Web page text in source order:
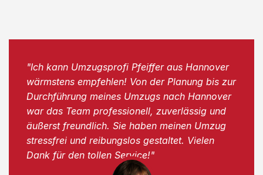
"Ich kann Umzugsprofi Pfeiffer aus Hannover
wärmstens empfehlen! Von der Planung bis zur
Durchführung meines Umzugs nach Hannover
war das Team professionell, zuverlässig und
äußerst freundlich. Sie haben meinen Umzug
stressfrei und reibungslos gestaltet. Vielen
Dank für den tollen Service!"